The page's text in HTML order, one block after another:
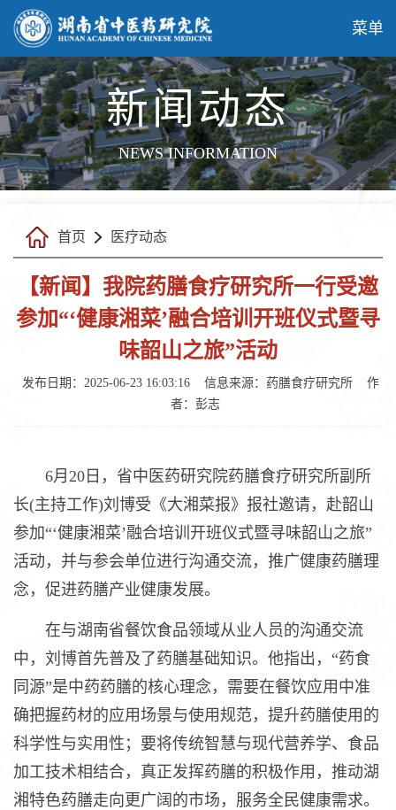
菜单
新闻动态
NEWS INFORMATION
首页 医疗动态
【新闻】我院药膳食疗研究所一行受邀
参加“‘健康湘菜’融合培训开班仪式暨寻
味韶山之旅”活动
发布日期：2025-06-23 16:03:16 信息来源：药膳食疗研究所
作
者：彭志
6月20日，省中医药研究院药膳食疗研究所副所
长(主持工作)刘博受《大湘菜报》报社邀请，赴韶山
参加“‘健康湘菜’融合培训开班仪式暨寻味韶山之旅”
活动，并与参会单位进行沟通交流，推广健康药膳理
念，促进药膳产业健康发展。
在与湖南省餐饮食品领域从业人员的沟通交流
中，刘博首先普及了药膳基础知识。他指出，“药食
同源”是中药药膳的核心理念，需要在餐饮应用中准
确把握药材的应用场景与使用规范，提升药膳使用的
科学性与实用性；要将传统智慧与现代营养学、食品
加工技术相结合，真正发挥药膳的积极作用，推动湖
湘特色药膳走向更广阔的市场，服务全民健康需求。